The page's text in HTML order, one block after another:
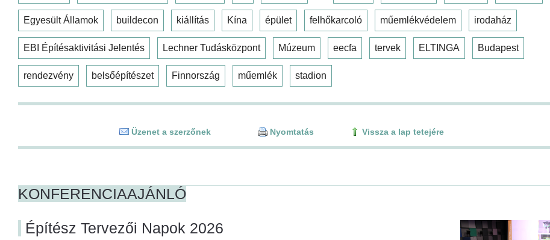
Egyesült Államok buildecon kiállítás Kína épület felhőkarcoló műemlékvédelem irodaház
EBI Építésaktivitási Jelentés Lechner Tudásközpont Múzeum eecfa tervek ELTINGA Budapest
rendezvény belsőépítészet Finnország műemlék stadion
Üzenet a szerzőnek Nyomtatás Vissza a lap tetejére
KONFERENCIAAJÁNLÓ
Építész Tervezői Napok 2026